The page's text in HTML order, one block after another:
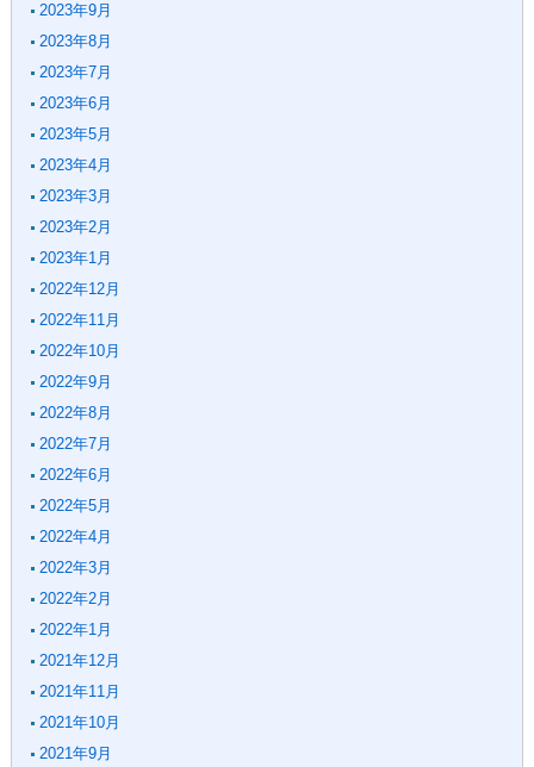
2023年9月
2023年8月
2023年7月
2023年6月
2023年5月
2023年4月
2023年3月
2023年2月
2023年1月
2022年12月
2022年11月
2022年10月
2022年9月
2022年8月
2022年7月
2022年6月
2022年5月
2022年4月
2022年3月
2022年2月
2022年1月
2021年12月
2021年11月
2021年10月
2021年9月